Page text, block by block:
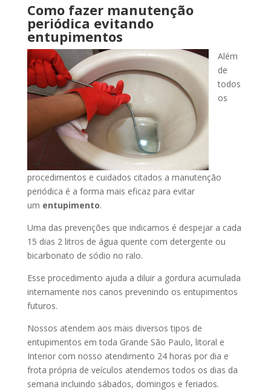
Como fazer manutenção
periódica evitando
entupimentos
Além
de
todos
os
procedimentos e cuidados citados a manutenção
periódica é a forma mais eficaz para evitar
um entupimento.
Uma das prevenções que indicamos é despejar a cada
15 dias 2 litros de água quente com detergente ou
bicarbonato de sódio no ralo.
Esse procedimento ajuda a diluir a gordura acumulada
internamente nos canos prevenindo os entupimentos
futuros.
Nossos atendem aos mais diversos tipos de
entupimentos em toda Grande São Paulo, litoral e
Interior com nosso atendimento 24 horas por dia e
frota própria de veículos atendemos todos os dias da
semana incluindo sábados, domingos e feriados.